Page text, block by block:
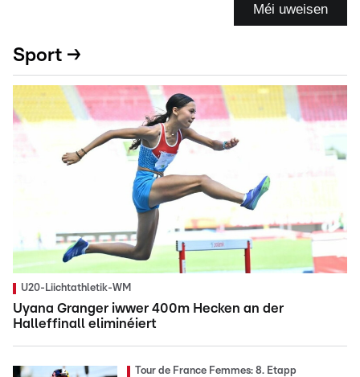
Méi uweisen
Sport →
U20-Liichtathletik-WM
Uyana Granger iwwer 400m Hecken an der
Halleffinall eliminéiert
Tour de France Femmes: 8. Etapp